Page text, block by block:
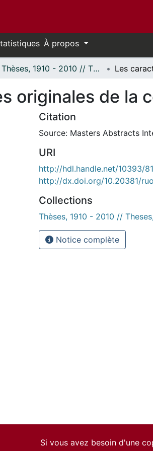
À propos
Thèses, 1910 - 2010 // Theses, 1910 - 2010
originales de la
Citation
Source: Masters Abstracts
URI
http://hdl.handle.net/10393/
http://dx.doi.org/10.20381/
Collections
Thèses, 1910 - 2010 //
Notice complète
Si vous avez besoin d'une